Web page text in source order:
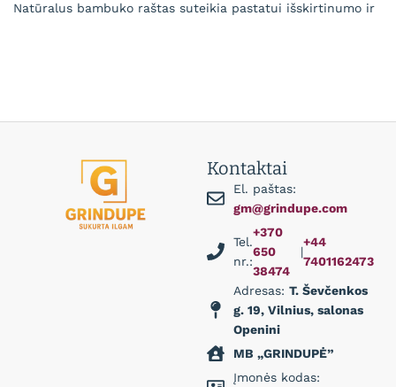
Natūralus bambuko raštas suteikia pastatui išskirtinumo ir
Kontaktai
El. paštas:
gm@grindupe.com
Tel.
nr.:
+370
650
38474
|
+44
7401162473
Adresas: T. Ševčenkos
g. 19, Vilnius, salonas
Openini
MB „GRINDUPĖ”
Įmonės kodas: